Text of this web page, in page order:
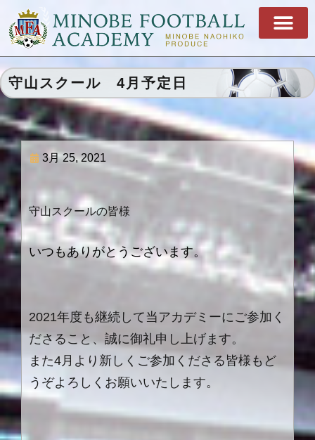
守山スクール 4月予定日
3月 25, 2021
守山スクールの皆様
いつもありがとうございます。
2021年度も継続して当アカデミーにご参加く
ださること、誠に御礼申し上げます。
また4月より新しくご参加くださる皆様もど
うぞよろしくお願いいたします。